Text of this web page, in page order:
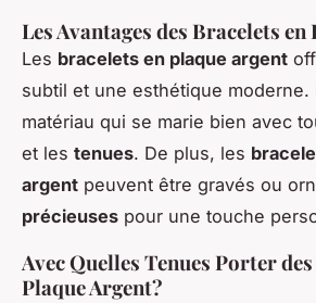
Les Avantages des Bracelets
Les bracelets en plaque argent
subtil et une esthétique moderne.
matériau qui se marie bien avec
et les tenues. De plus, les
argent peuvent être gravés ou
précieuses pour une touche
Avec Quelles Tenues Porter
Plaque Argent?